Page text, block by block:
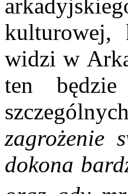
kulturowej,
widzi w
ten
zagrożenie
dokona